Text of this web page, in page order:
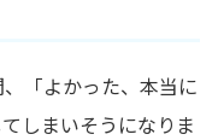
「よかった、本当に
しまいそうになりま